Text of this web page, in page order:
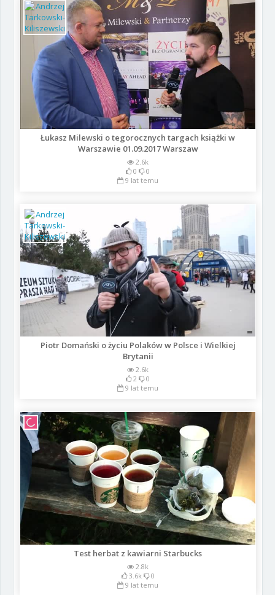
Łukasz Milewski o tegorocznych targach książki w
Warszawie 01.09.2017 Warszaw
2.6k
0
0
9 lat temu
Piotr Domański o życiu Polaków w Polsce i Wielkiej
Brytanii
2.6k
2
0
9 lat temu
Test herbat z kawiarni Starbucks
2.8k
3.6k
0
9 lat temu